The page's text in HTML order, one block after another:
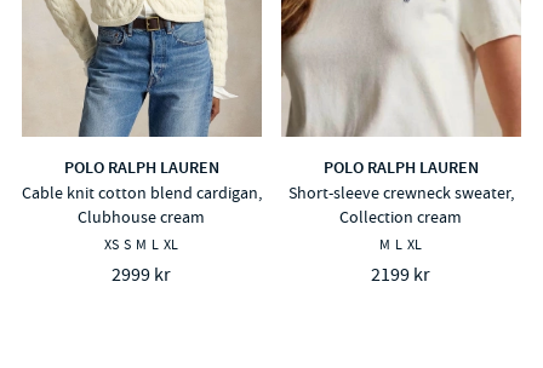
POLO RALPH LAUREN
Cable knit cotton blend cardigan,
Clubhouse cream
XS S M L XL
2999 kr
POLO RALPH LAUREN
Short-sleeve crewneck sweater,
Collection cream
M L XL
2199 kr